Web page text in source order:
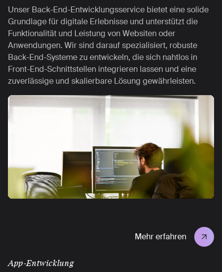
Unser Back-End-Entwicklungsservice bietet eine solide
Grundlage für digitale Erlebnisse und unterstützt die
Funktionalität und Leistung von Websiten oder
Anwendungen. Wir sind darauf spezialisiert, robuste
Back-End-Systeme zu entwickeln, die sich nahtlos in
Front-End-Schnittstellen integrieren lassen und eine
zuverlässige und skalierbare Lösung gewährleisten.
Mehr erfahren
App-Entwicklung